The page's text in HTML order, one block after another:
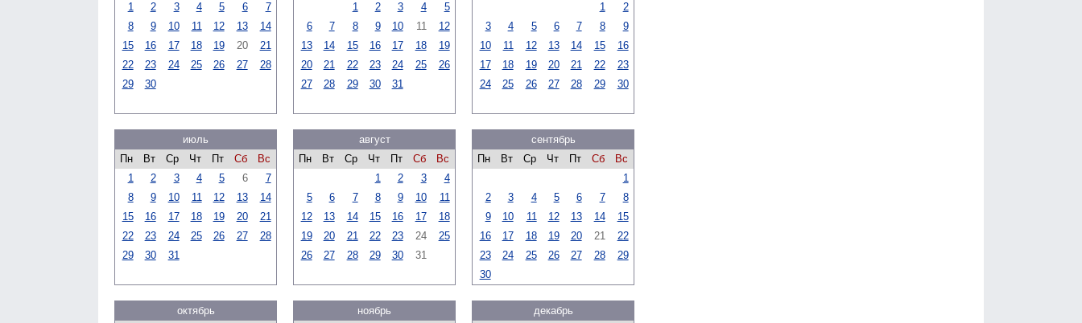
1
2 3 4 5 6
7
8
9 10 11 12 13
14
15
16 17 18 19 20
21
22
23 24 25 26 27
28
29
30
1
2 3 4
5
6
7 8 9 10 11
12
13
14 15 16 17 18
19
20
21 22 23 24 25
26
27
28 29 30 31
1
2
3
4 5 6 7 8
9
10
11 12 13 14 15
16
17
18 19 20 21 22
23
24
25 26 27 28 29 30
июль
Пн
Вт Ср Чт Пт Сб
Вс
1
2 3 4 5 6
7
8
9 10 11 12 13
14
15
16 17 18 19 20
21
22
23 24 25 26 27
28
29
30 31
август
Пн
Вт Ср Чт Пт Сб
Вс
1
2 3
4
5
6 7 8 9 10
11
12
13 14 15 16 17
18
19
20 21 22 23 24
25
26
27 28 29 30 31
сентябрь
Пн
Вт Ср Чт Пт Сб
Вс
1
2
3 4 5 6 7
8
9
10 11 12 13 14
15
16
17 18 19 20 21
22
23
24 25 26 27 28
29
30
октябрь
ноябрь
декабрь